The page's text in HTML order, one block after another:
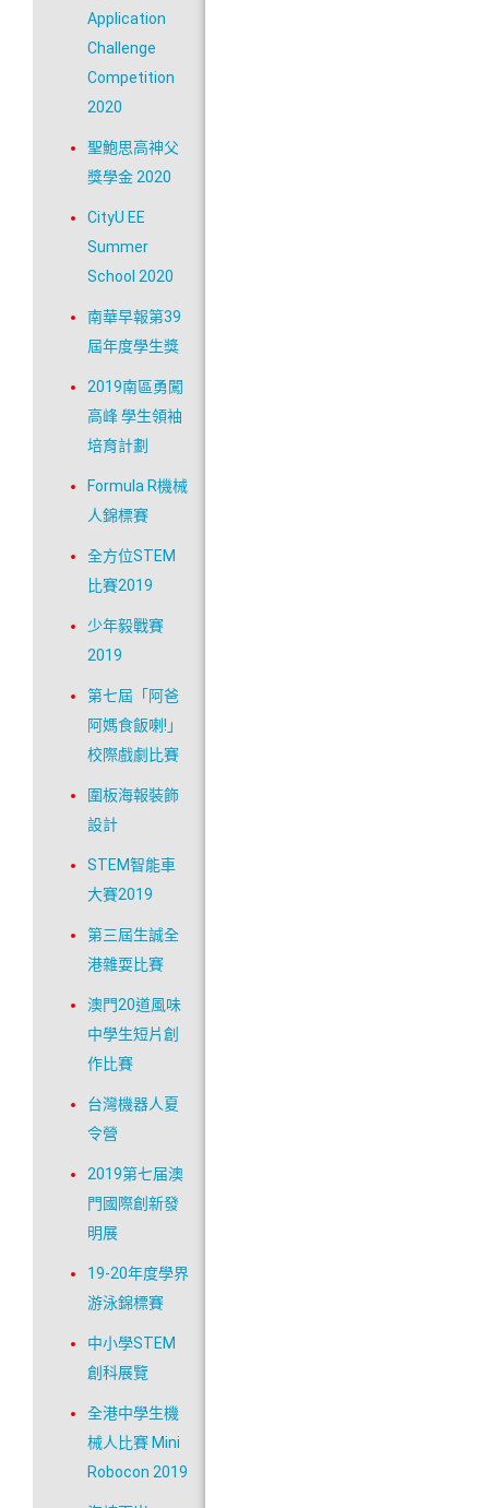
Application
Challenge
Competition
2020
聖鮑思高神父
獎學金 2020
CityU EE
Summer
School 2020
南華早報第39
屆年度學生獎
2019南區勇闖
高峰 學生領袖
培育計劃
Formula R機械
人錦標賽
全方位STEM
比賽2019
少年毅戰賽
2019
第七屆「阿爸
阿媽食飯喇!」
校際戲劇比賽
圍板海報裝飾
設計
STEM智能車
大賽2019
第三屆生誠全
港雜耍比賽
澳門20道風味
中學生短片創
作比賽
台灣機器人夏
令營
2019第七届澳
門國際創新發
明展
19-20年度學界
游泳錦標賽
中小學STEM
創科展覽
全港中學生機
械人比賽 Mini
Robocon 2019